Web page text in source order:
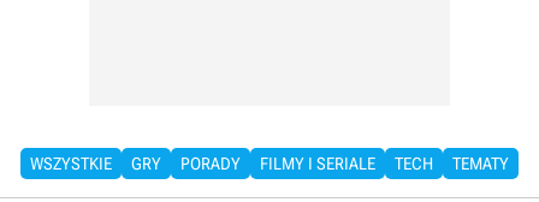
WSZYSTKIE GRY PORADY FILMY I SERIALE TECH TEMATY